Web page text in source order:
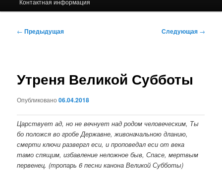
Навигация
← Предыдущая Следующая →
Утреня Великой Субботы
Опубликовано06.04.2018
Царствует ад, но не вечнует над родом человеческим, Ты
бо положся во гробе Державне, живоначальною дланию,
смерти ключи развергл еси, и проповедал еси от века
тамо спящим, избавление неложное быв, Спасе, мертвым
первенец. (тропарь 6 песни канона Великой Субботы)